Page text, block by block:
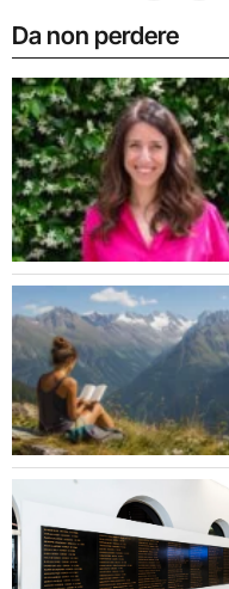
Da non perdere